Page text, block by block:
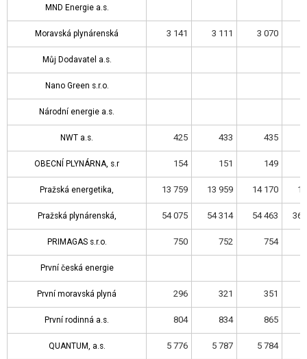
MND Energie a.s.
Moravská plynárenská 3 141 3 111 3 070
Můj Dodavatel a.s.
Nano Green s.r.o.
Národní energie a.s.
NWT a.s. 425 433 435
OBECNÍ PLYNÁRNA, s.r 154 151 149
Pražská energetika, 13 759 13 959 14 170
Pražská plynárenská, 54 075 54 314 54 463
PRIMAGAS s.r.o. 750 752 754
První česká energie
První moravská plyná 296 321 351
První rodinná a.s. 804 834 865
QUANTUM, a.s. 5 776 5 787 5 784
MND Energie a.s.
Moravská plynárenská
Můj Dodavatel a.s.
Nano Green s.r.o.
Národní energie a.s.
NWT a.s.
OBECNÍ PLYNÁRNA, s.r
Pražská energetika,
Pražská plynárenská,
PRIMAGAS s.r.o.
První česká energie
První moravská plyná
První rodinná a.s.
QUANTUM, a.s.